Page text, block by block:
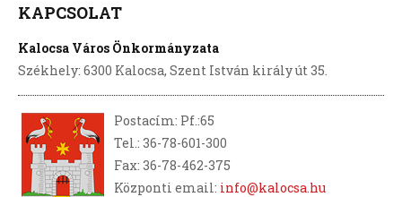
KAPCSOLAT
Kalocsa Város Önkormányzata
Székhely: 6300 Kalocsa, Szent István király út 35.
Postacím: Pf.:65
Tel.: 36-78-601-300
Fax: 36-78-462-375
Központi email: info@kalocsa.hu